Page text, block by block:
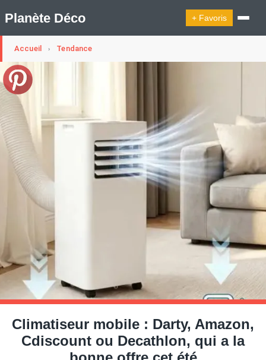
Planète Déco + Favoris
🛍︎ Shop Planète Déco
Appartement Design
Decoration Noël
Design Suédois En Quelques Photos
Idées Déco En 10 Photos
La Semaine Décoration Et Design
Maison En Ville
Méli-Mélo Suédois
Publi Reportage
Tendance
Interieurs Scandinaves
La Décoration Selon Votre Signe Astrologique
Les Trouvailles Déco Du Jour
Maison Container/container House
Maison D'hôtes
Maison Et Appartement Vintage
Petite Surface
Question De Style
Renovation
Revue De Week End
Tiny House
Accueil › Tendance
Climatiseur mobile : Darty, Amazon,
Cdiscount ou Decathlon, qui a la